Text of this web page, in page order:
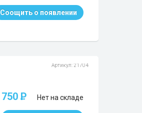
Соощить о появлении
Артикул: 21704
750 P Нет на складе